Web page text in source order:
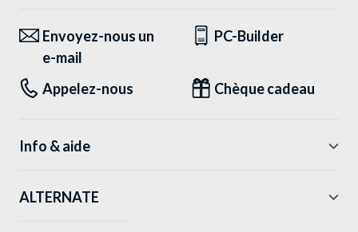
Envoyez-nous un
e-mail
PC-Builder
Appelez-nous Chèque cadeau
Info & aide
ALTERNATE